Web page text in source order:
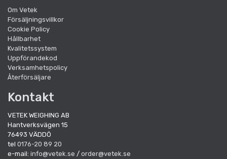
Om Vetek
Försäljningsvillkor
Cookie Policy
Hållbarhet
Kvalitetssystem
Uppförandekod
Verksamhetspolicy
Återförsäljare
Kontakt
VETEK WEIGHING AB
Hantverksvägen 15
76493 VÄDDÖ
tel 0176-20 89 20
e-mail: info@vetek.se / order@vetek.se